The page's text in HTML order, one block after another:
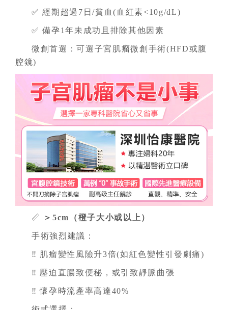
✅ 經期超過7日/貧血(血紅素<10g/dL)
✅ 備孕1年未成功且排除其他因素
微創首選：可選子宮肌瘤微創手術(HFD或腹
腔鏡)
📏 ＞5cm（橙子大小或以上）
手術強烈建議：
‼️ 肌瘤變性風險升3倍(如紅色變性引發劇痛)
‼️ 壓迫直腸致便秘，或引致靜脈曲張
‼️ 懷孕時流產率高達40%